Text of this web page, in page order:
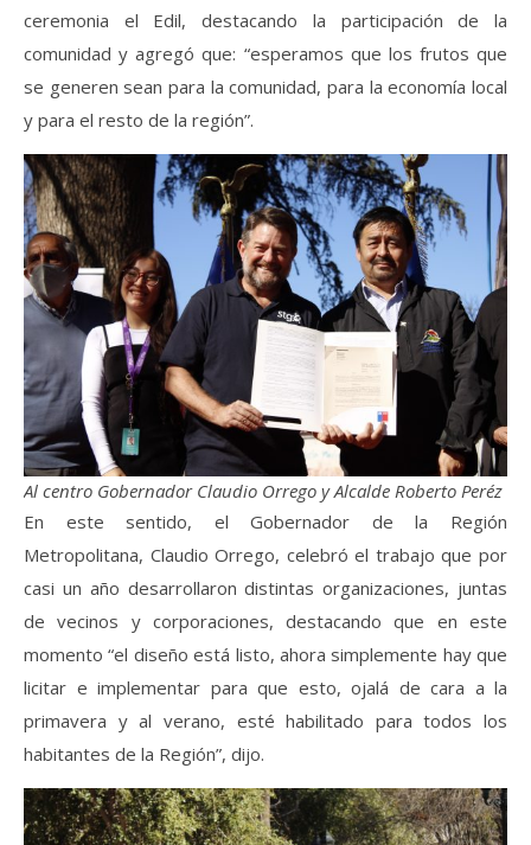
ceremonia el Edil, destacando la participación de la
comunidad y agregó que: “esperamos que los frutos que
se generen sean para la comunidad, para la economía local
y para el resto de la región”.
Al centro Gobernador Claudio Orrego y Alcalde Roberto Peréz
En este sentido, el Gobernador de la Región
Metropolitana, Claudio Orrego, celebró el trabajo que por
casi un año desarrollaron distintas organizaciones, juntas
de vecinos y corporaciones, destacando que en este
momento “el diseño está listo, ahora simplemente hay que
licitar e implementar para que esto, ojalá de cara a la
primavera y al verano, esté habilitado para todos los
habitantes de la Región”, dijo.